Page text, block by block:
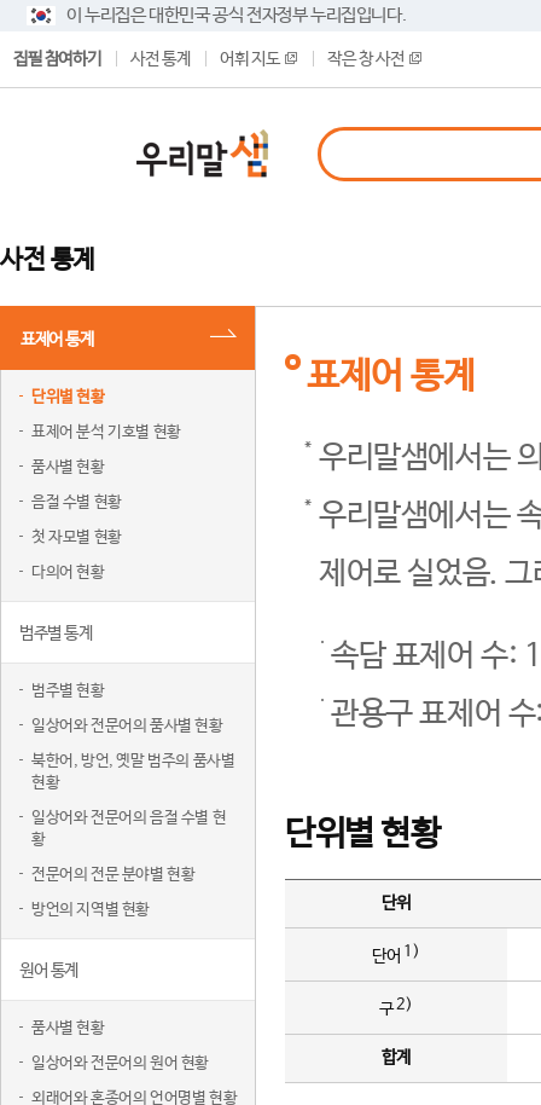
이 누리집은 대한민국 공식 전자정부 누리집입니다.
집필 참여하기 사전 통계 어휘 지도 작은 창 사전
사전 통계
표제어 통계
단위별 현황
표제어 분석 기호별 현황
품사별 현황
음절 수별 현황
첫 자모별 현황
다의어 현황
범주별 통계
범주별 현황
일상어와 전문어의 품사별 현황
북한어, 방언, 옛말 범주의 품사별
현황
일상어와 전문어의 음절 수별 현
황
전문어의 전문 분야별 현황
방언의 지역별 현황
원어 통계
품사별 현황
일상어와 전문어의 원어 현황
외래어와 혼종어의 언어명별 현황
표제어 통계
우리말샘에서는
우리말샘에서는
제어로 실었음.
속담 표제어 수:
관용구 표제어
단위별 현황
단위
단어 1)
구2)
합계